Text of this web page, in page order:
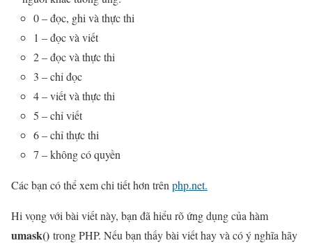
0 – đọc, ghi và thực thi
1 – đọc và viết
2 – đọc và thực thi
3 – chỉ đọc
4 – viết và thực thi
5 – chỉ viết
6 – chỉ thực thi
7 – không có quyền
Các bạn có thể xem chi tiết hơn trênphp.net.
Hi vọng với bài viết này, bạn đã hiểu rõ ứng dụng của hàm
umask() trong PHP. Nếu bạn thấy bài viết hay và có ý nghĩa hãy